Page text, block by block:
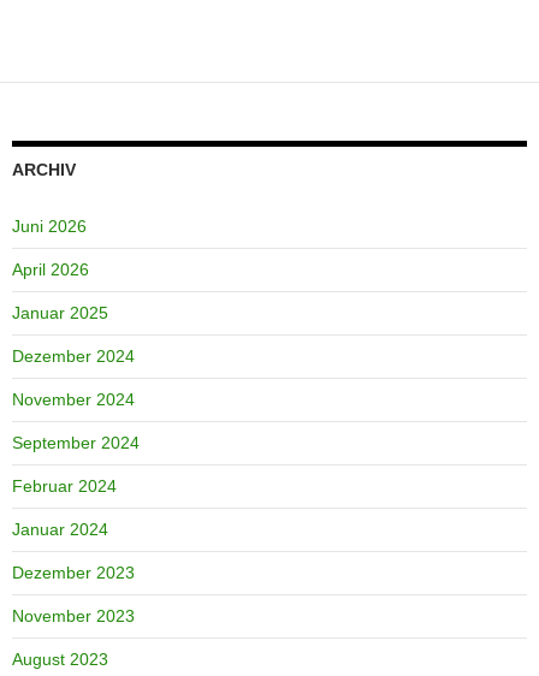
ARCHIV
Juni 2026
April 2026
Januar 2025
Dezember 2024
November 2024
September 2024
Februar 2024
Januar 2024
Dezember 2023
November 2023
August 2023